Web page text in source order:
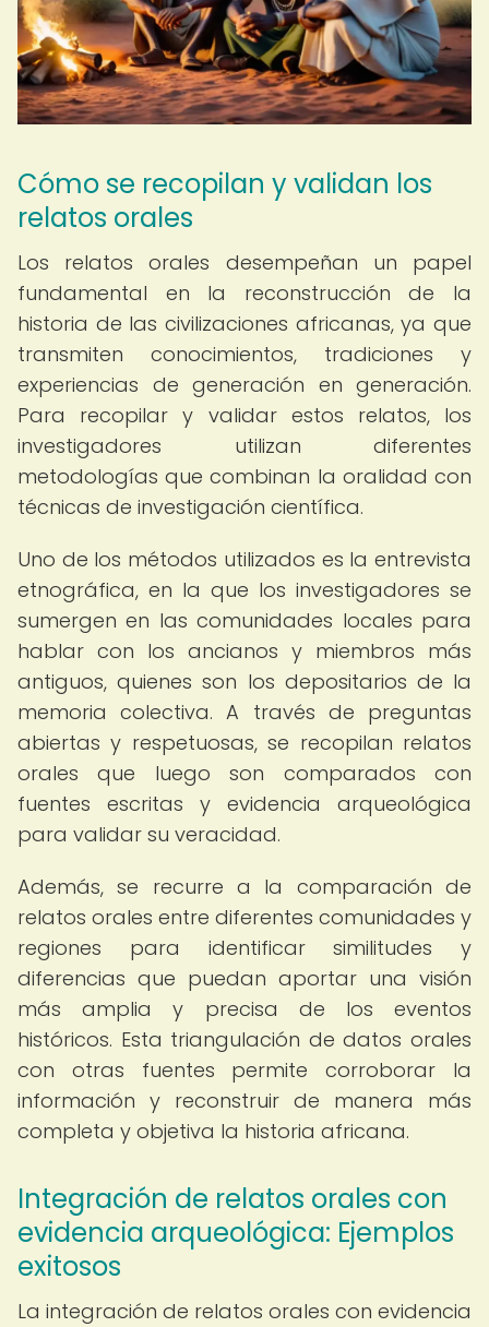
Cómo se recopilan y validan los
relatos orales
Los relatos orales desempeñan un papel
fundamental en la reconstrucción de la
historia de las civilizaciones africanas, ya que
transmiten conocimientos, tradiciones y
experiencias de generación en generación.
Para recopilar y validar estos relatos, los
investigadores utilizan diferentes
metodologías que combinan la oralidad con
técnicas de investigación científica.
Uno de los métodos utilizados es la entrevista
etnográfica, en la que los investigadores se
sumergen en las comunidades locales para
hablar con los ancianos y miembros más
antiguos, quienes son los depositarios de la
memoria colectiva. A través de preguntas
abiertas y respetuosas, se recopilan relatos
orales que luego son comparados con
fuentes escritas y evidencia arqueológica
para validar su veracidad.
Además, se recurre a la comparación de
relatos orales entre diferentes comunidades y
regiones para identificar similitudes y
diferencias que puedan aportar una visión
más amplia y precisa de los eventos
históricos. Esta triangulación de datos orales
con otras fuentes permite corroborar la
información y reconstruir de manera más
completa y objetiva la historia africana.
Integración de relatos orales con
evidencia arqueológica: Ejemplos
exitosos
La integración de relatos orales con evidencia